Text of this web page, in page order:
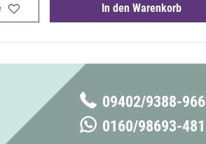
In den Warenkorb
09402/9388-966
0160/98693-481